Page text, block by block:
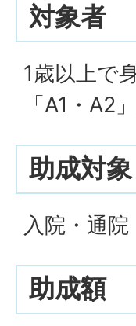
対象者
1歳以上で
「A1・A2
助成対象
入院・通院
助成額